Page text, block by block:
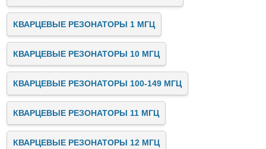
КВАРЦЕВЫЕ РЕЗОНАТОРЫ 1 МГЦ
КВАРЦЕВЫЕ РЕЗОНАТОРЫ 10 МГЦ
КВАРЦЕВЫЕ РЕЗОНАТОРЫ 100-149 МГЦ
КВАРЦЕВЫЕ РЕЗОНАТОРЫ 11 МГЦ
КВАРЦЕВЫЕ РЕЗОНАТОРЫ 12 МГЦ